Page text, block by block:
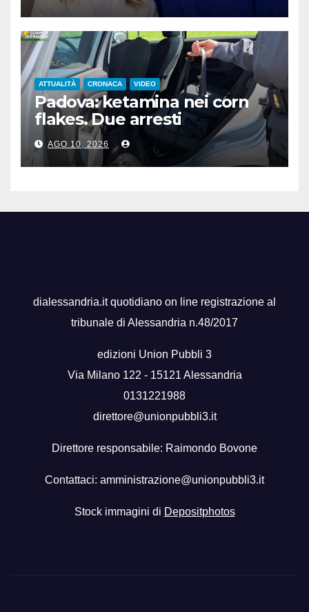
ATTUALITÀ CRONACA VIDEO
Padova: ketamina nei corn
flakes. Due arresti
AGO 10, 2026
dialessandria.it quotidiano on line registrazione al
tribunale di Alessandria n.48/2017
edizioni Union Pubbli 3
Via Milano 122 - 15121 Alessandria
0131221988
direttore@unionpubbli3.it
Direttore responsabile: Raimondo Bovone
Contattaci: amministrazione@unionpubbli3.it
Stock immagini di Depositphotos